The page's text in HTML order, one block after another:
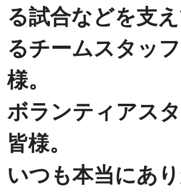
る試合などを支
るチームスタッ
様。
ボランティアス
皆様。
いつも本当にあ